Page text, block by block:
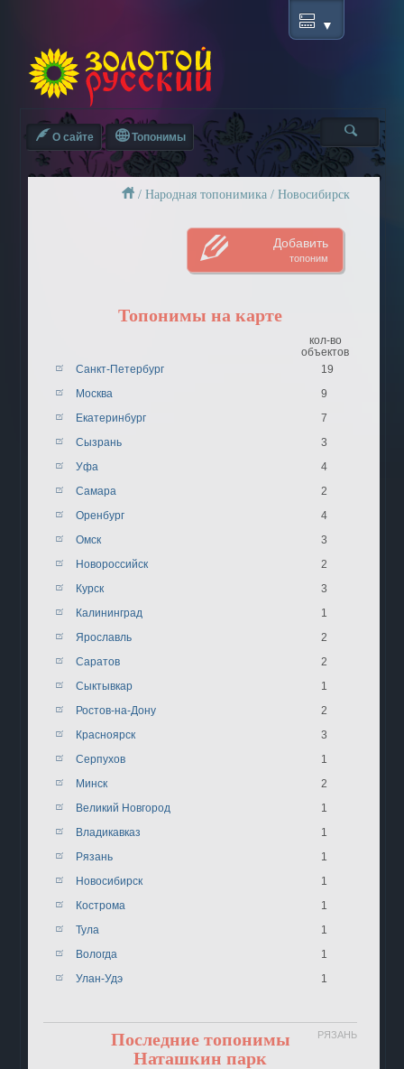
О сайте Топонимы
/ Народная топонимика / Новосибирск
Добавить
топоним
Топонимы на карте
кол-во
объектов
Санкт-Петербург
19
Москва 9
Екатеринбург 7
Сызрань 3
Уфа 4
Самара 2
Оренбург 4
Омск 3
Новороссийск 2
Курск 3
Калининград 1
Ярославль 2
Саратов 2
Сыктывкар 1
Ростов-на-Дону 2
Красноярск 3
Серпухов 1
Минск 2
Великий Новгород 1
Владикавказ 1
Рязань 1
Новосибирск 1
Кострома 1
Тула 1
Вологда 1
Улан-Удэ 1
Последние топонимы РЯЗАНЬ
Наташкин парк